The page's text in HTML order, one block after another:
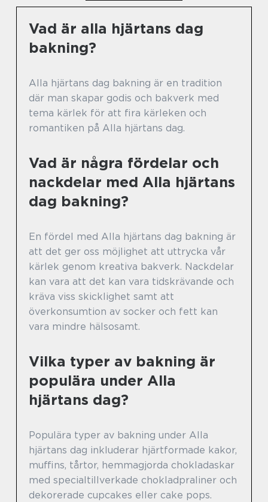
Vad är alla hjärtans dag
bakning?
Alla hjärtans dag bakning är en tradition
där man skapar godis och bakverk med
tema kärlek för att fira kärleken och
romantiken på Alla hjärtans dag.
Vad är några fördelar och
nackdelar med Alla hjärtans
dag bakning?
En fördel med Alla hjärtans dag bakning är
att det ger oss möjlighet att uttrycka vår
kärlek genom kreativa bakverk. Nackdelar
kan vara att det kan vara tidskrävande och
kräva viss skicklighet samt att
överkonsumtion av socker och fett kan
vara mindre hälsosamt.
Vilka typer av bakning är
populära under Alla
hjärtans dag?
Populära typer av bakning under Alla
hjärtans dag inkluderar hjärtformade kakor,
muffins, tårtor, hemmagjorda chokladaskar
med specialtillverkade chokladpraliner och
dekorerade cupcakes eller cake pops.